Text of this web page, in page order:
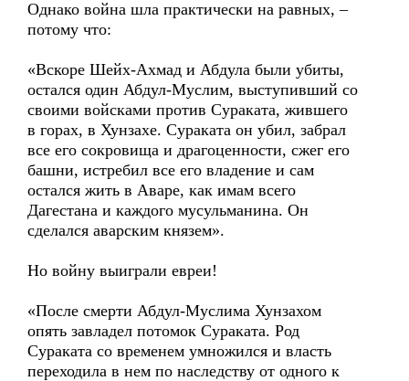
Однако война шла практически на равных, –
потому что:
«Вскоре Шейх-Ахмад и Абдула были убиты,
остался один Абдул-Муслим, выступивший со
своими войсками против Сураката, жившего
в горах, в Хунзахе. Сураката он убил, забрал
все его сокровища и драгоценности, сжег его
башни, истребил все его владение и сам
остался жить в Аваре, как имам всего
Дагестана и каждого мусульманина. Он
сделался аварским князем».
Но войну выиграли евреи!
«После смерти Абдул-Муслима Хунзахом
опять завладел потомок Сураката. Род
Сураката со временем умножился и власть
переходила в нем по наследству от одного к